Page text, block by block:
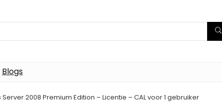
Blogs
2008 Premium Edition – Licentie – CAL voor 1 gebruiker